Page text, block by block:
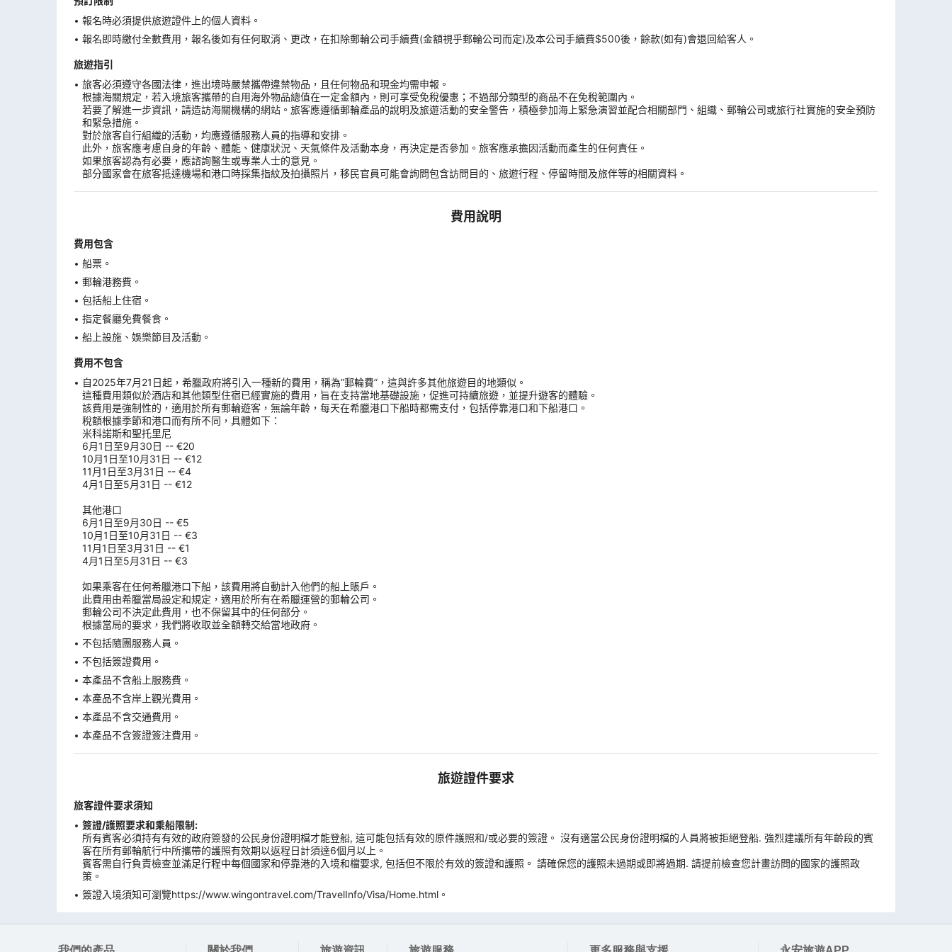
報名時必須提供旅遊證件上的個人資料。
報名即時繳付全數費用，報名後如有任何取消、更改，在扣除郵輪公司手續費(金額視乎郵輪公司而定)及本公司手續費$500後，餘款(如有)會退回給客人。
旅遊指引
旅客必須遵守各國法律，進出境時嚴禁攜帶違禁物品，且任何物品和現金均需申報。
根據海關規定，若入境旅客攜帶的自用海外物品總值在一定金額內，則可享受免稅優惠；不過部分類型的商品不在免稅範圍內。
若要了解進一步資訊，請造訪海關機構的網站。旅客應遵循郵輪產品的說明及旅遊活動的安全警告，積極參加海上緊急演習並配合相關部門、組織、郵輪公司或旅行社實施的安全預防
和緊急措施。
對於旅客自行組織的活動，均應遵循服務人員的指導和安排。
此外，旅客應考慮自身的年齡、體能、健康狀況、天氣條件及活動本身，再決定是否參加。旅客應承擔因活動而產生的任何責任。
如果旅客認為有必要，應諮詢醫生或專業人士的意見。
部分國家會在旅客抵達機場和港口時採集指紋及拍攝照片，移民官員可能會詢問包含訪問目的、旅遊行程、停留時間及旅伴等的相關資料。
費用說明
費用包含
船票。
郵輪港務費。
包括船上住宿。
指定餐廳免費餐食。
船上設施、娛樂節目及活動。
費用不包含
自2025年7月21日起，希臘政府將引入一種新的費用，稱為“郵輪費”，這與許多其他旅遊目的地類似。
這種費用類似於酒店和其他類型住宿已經實施的費用，旨在支持當地基礎設施，促進可持續旅遊，並提升遊客的體驗。
該費用是強制性的，適用於所有郵輪遊客，無論年齡，每天在希臘港口下船時都需支付，包括停靠港口和下船港口。
稅額根據季節和港口而有所不同，具體如下：
米科諾斯和聖托里尼
6月1日至9月30日 -- €20
10月1日至10月31日 -- €12
11月1日至3月31日 -- €4
4月1日至5月31日 -- €12
其他港口
6月1日至9月30日 -- €5
10月1日至10月31日 -- €3
11月1日至3月31日 -- €1
4月1日至5月31日 -- €3
如果乘客在任何希臘港口下船，該費用將自動計入他們的船上賬戶。
此費用由希臘當局設定和規定，適用於所有在希臘運營的郵輪公司。
郵輪公司不決定此費用，也不保留其中的任何部分。
根據當局的要求，我們將收取並全額轉交給當地政府。
不包括隨團服務人員。
不包括簽證費用。
本產品不含船上服務費。
本產品不含岸上觀光費用。
本產品不含交通費用。
本產品不含簽證簽注費用。
旅遊證件要求
旅客證件要求須知
簽證/護照要求和乘船限制:
所有賓客必須持有有效的政府簽發的公民身份證明檔才能登船, 這可能包括有效的原件護照和/或必要的簽證。 沒有適當公民身份證明檔的人員將被拒絕登船. 強烈建議所有年齡段的賓
客在所有郵輪航行中所攜帶的護照有效期以返程日計須達6個月以上。
賓客需自行負責檢查並滿足行程中每個國家和停靠港的入境和檔要求, 包括但不限於有效的簽證和護照。 請確保您的護照未過期或即將過期. 請提前檢查您計畫訪問的國家的護照政
策。
簽證入境須知可瀏覽https://www.wingontravel.com/TravelInfo/Visa/Home.html。